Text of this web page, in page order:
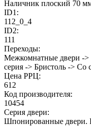
Наличник плоский 70
ID1:
112_0_4
ID2:
111
Переходы:
Межкомнатные двери -
серия -> Бристоль -> Со
Цена РРЦ:
612
Код производителя:
10454
Cерия двери:
Шпонированные двери.